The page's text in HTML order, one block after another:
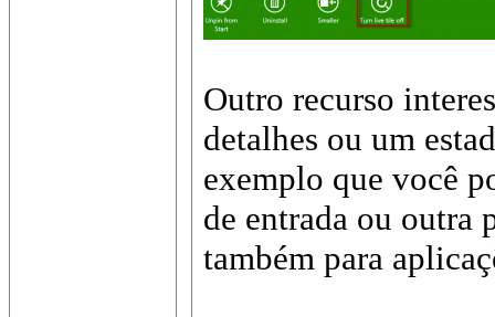
Outro recurso
detalhes ou um
exemplo que você
de entrada ou outra
também para